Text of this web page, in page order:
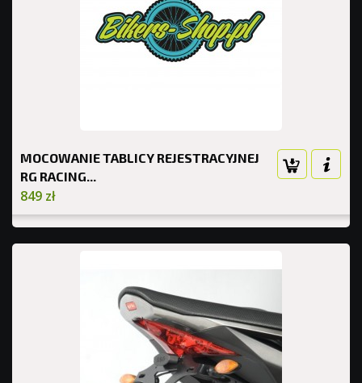
MOCOWANIE TABLICY REJESTRACYJNEJ
RG RACING...
849 zł